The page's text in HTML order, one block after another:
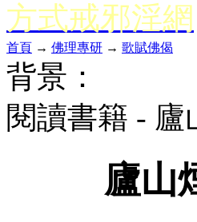
方式戒邪淫網
首頁 → 佛理專研 → 歌賦佛偈
背景：
閱讀書籍 -
廬山